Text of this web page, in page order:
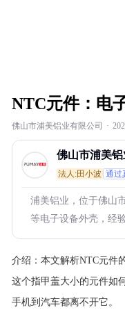
NTC元件：电
佛山市浦美铝业有限公司 ·
佛山市浦美铝
法人:田小波 通过
浦美铝业，位于佛山
等电子设备外壳，经
介绍： 本文解析NTC元件
这个指甲盖大小的元件如
手机到汽车都离不开它。